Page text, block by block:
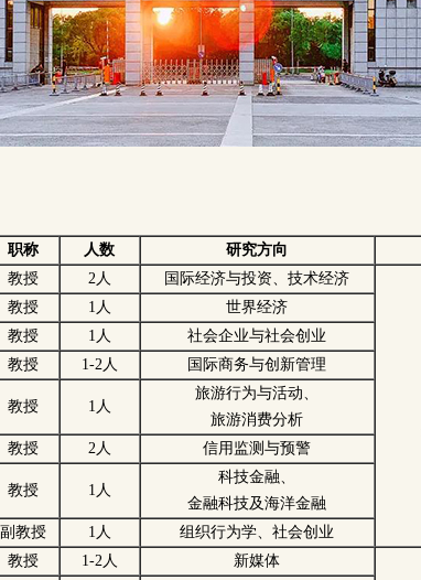
职称 人数 研究方向
教授 2人 国际经济与投资、技术经济
教授 1人
世界经济
教授 1人
社会企业与社会创业
教授 1-2人 国际商务与创新管理
教授 1人
旅游行为与活动、
旅游消费分析
教授 2人 信用监测与预警
教授 1人
科技金融、
金融科技及海洋金融
副教授 1人 组织行为学、社会创业
教授 1-2人
新媒体